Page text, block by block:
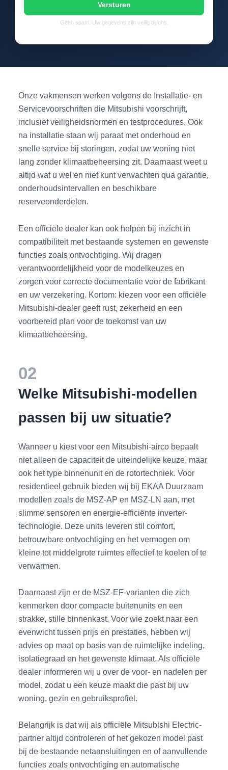
Versturen
Geen spam. Uw gegevens zijn veilig bij ons.
Onze vakmensen werken volgens de Installatie- en
Servicevoorschriften die Mitsubishi voorschrijft,
inclusief veiligheidsnormen en testprocedures. Ook
na installatie staan wij paraat met onderhoud en
snelle service bij storingen, zodat uw woning niet
lang zonder klimaatbeheersing zit. Daarnaast weet u
altijd wat u wel en niet kunt verwachten qua garantie,
onderhoudsintervallen en beschikbare
reserveonderdelen.
Een officiële dealer kan ook helpen bij inzicht in
compatibiliteit met bestaande systemen en gewenste
functies zoals ontvochtiging. Wij dragen
verantwoordelijkheid voor de modelkeuzes en
zorgen voor correcte documentatie voor de fabrikant
en uw verzekering. Kortom: kiezen voor een officiële
Mitsubishi-dealer geeft rust, zekerheid en een
voorbereid plan voor de toekomst van uw
klimaatbeheersing.
02
Welke Mitsubishi-modellen
passen bij uw situatie?
Wanneer u kiest voor een Mitsubishi-airco bepaalt
niet alleen de capaciteit de uiteindelijke keuze, maar
ook het type binnenunit en de rotortechniek. Voor
residentieel gebruik bieden wij bij EKAA Duurzaam
modellen zoals de MSZ-AP en MSZ-LN aan, met
slimme sensoren en energie-efficiënte inverter-
technologie. Deze units leveren stil comfort,
betrouwbare ontvochtiging en het vermogen om
kleine tot middelgrote ruimtes effectief te koelen of te
verwarmen.
Daarnaast zijn er de MSZ-EF-varianten die zich
kenmerken door compacte buitenunits en een
strakke, stille binnenkast. Voor wie zoekt naar een
evenwicht tussen prijs en prestaties, hebben wij
advies op maat op basis van de ruimtelijke indeling,
isolatiegraad en het gewenste klimaat. Als officiële
dealer informeren wij u over de voor- en nadelen per
model, zodat u een keuze maakt die past bij uw
woning, gezin en gebruiksprofiel.
Belangrijk is dat wij als officiële Mitsubishi Electric-
partner altijd controleren of het gekozen model past
bij de bestaande netaansluitingen en of aanvullende
functies zoals ontvochtiging en automatische